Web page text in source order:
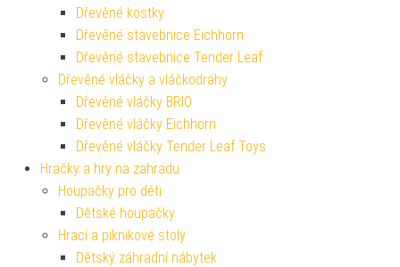
Dřevěné kostky
Dřevěné stavebnice Eichhorn
Dřevěné stavebnice Tender Leaf
Dřevěné vláčky a vláčkodráhy
Dřevěné vláčky BRIO
Dřevěné vláčky Eichhorn
Dřevěné vláčky Tender Leaf Toys
Hračky a hry na zahradu
Houpačky pro děti
Dětské houpačky
Hrací a piknikové stoly
Dětský záhradní nábytek